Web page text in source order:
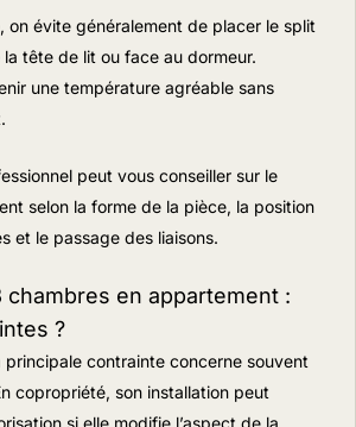
on évite généralement de placer le split
tête de lit ou face au dormeur.
une température agréable sans
peut vous conseiller sur le
selon la forme de la pièce, la position
et le passage des liaisons.
chambres en appartement :
?
principale contrainte concerne souvent
copropriété, son installation peut